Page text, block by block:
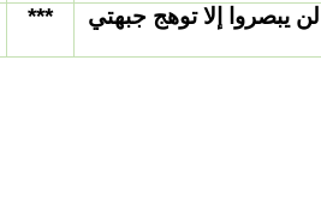
لن يبصروا إلا توهج جبهتي ***